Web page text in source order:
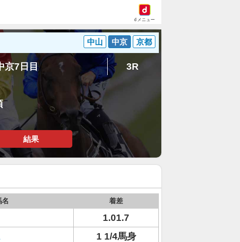
dメニュー
中山 中京 京都
京7日目 3R
結果
名 着差
1.01.7
1 1/4馬身